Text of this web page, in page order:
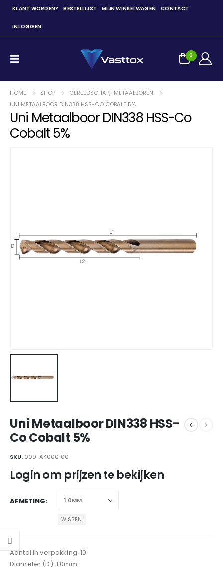
KLANT WORDEN? BESTELLIJST MIJN WINKELWAGEN CONTACT
INLOGGEN
0
HOME SHOP GEREEDSCHAP, METAALBOREN
UNI METAALBOOR DIN338 HSS-CO COBALT 5%
Uni Metaalboor DIN338 HSS-Co
Cobalt 5%
Uni Metaalboor DIN338 HSS-
Co Cobalt 5%
SKU: 009-AK000100
Login om prijzen te bekijken
AFMETING
WISSEN
Aantal in verpakking: 10
Diameter (D): 1.0mm